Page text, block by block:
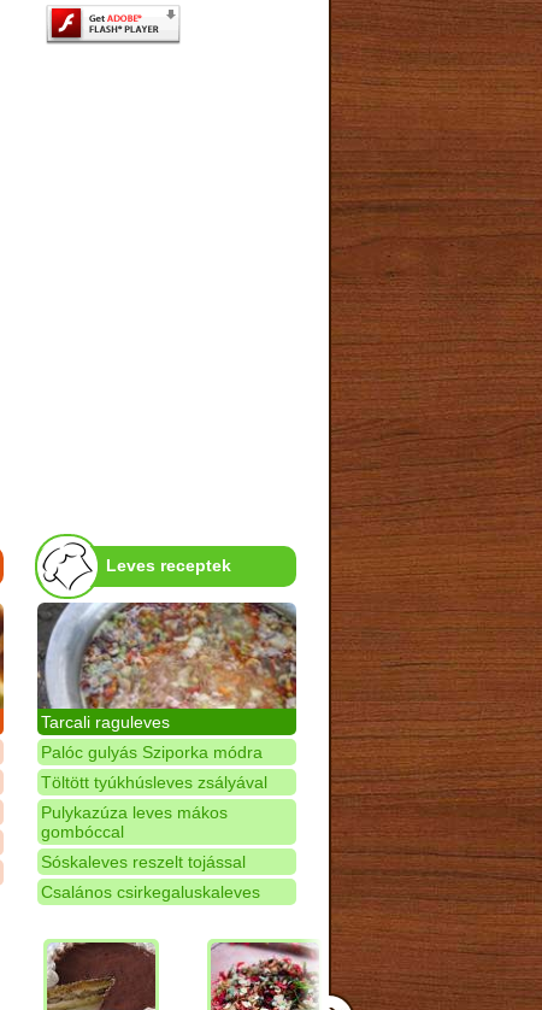
Leves receptek
Tarcali raguleves
Palóc gulyás Sziporka módra
Töltött tyúkhúsleves zsályával
Pulykazúza leves mákos
gombóccal
Sóskaleves reszelt tojással
Csalános csirkegaluskaleves